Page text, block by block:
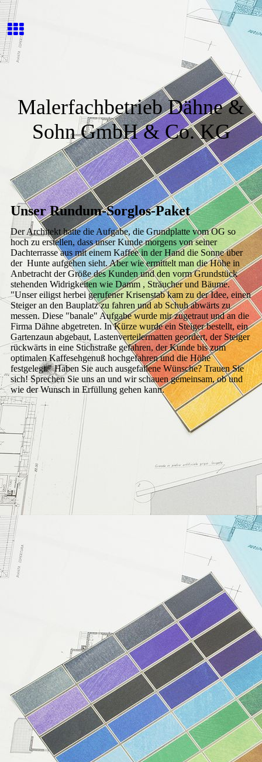
Malerfachbetrieb Dähne &
Sohn GmbH & Co. KG
Unser Rundum-Sorglos-Paket
Der Architekt hatte die Aufgabe, die Grundplatte vom OG so
hoch zu erstellen, dass unser Kunde morgens von seiner
Dachterrasse aus mit einem Kaffee in der Hand die Sonne über
der Hunte aufgehen sieht. Aber wie ermittelt man die Höhe in
Anbetracht der Größe des Kunden und den vorm Grundstück
stehenden Widrigkeiten wie Damm , Sträucher und Bäume.
"Unser eiligst herbei gerufener Krisenstab kam zu der Idee, einen
Steiger an den Bauplatz zu fahren und ab Schuh abwärts zu
messen. Diese "banale" Aufgabe wurde mir zugetraut und an die
Firma Dähne abgetreten. In Kürze wurde ein Steiger bestellt, ein
Gartenzaun abgebaut, Lastenverteilermatten geordert, der Steiger
rückwärts in eine Stichstraße gefahren, der Kunde bis zum
optimalen Kaffesehgenuß hochgefahren und die Höhe
festgelegt." Haben Sie auch ausgefallene Wünsche? Trauen Sie
sich! Sprechen Sie uns an und wir schauen gemeinsam, ob und
wie der Wunsch in Erfüllung gehen kann.